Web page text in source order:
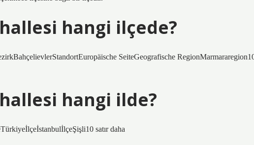
hangi ilçede?
SeiteGeografische
hangi ilde?
satır daha